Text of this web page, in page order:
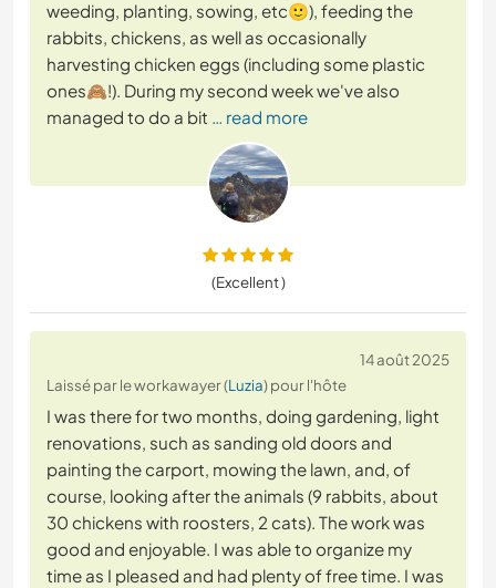
weeding, planting, sowing, etc🙂), feeding the
rabbits, chickens, as well as occasionally
harvesting chicken eggs (including some plastic
ones🙈!). During my second week we've also
managed to do a bit … read more
(Excellent )
14 août 2025
Laissé par le workawayer (Luzia) pour l'hôte
I was there for two months, doing gardening, light
renovations, such as sanding old doors and
painting the carport, mowing the lawn, and, of
course, looking after the animals (9 rabbits, about
30 chickens with roosters, 2 cats). The work was
good and enjoyable. I was able to organize my
time as I pleased and had plenty of free time. I was